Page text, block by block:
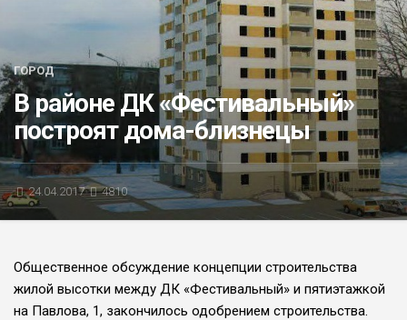
БЛИЦ-ОПРОС
АФИША
ГОРОД
В районе ДК «Фестивальный»
построят дома-близнецы
24.04.2017 4810
Общественное обсуждение концепции строительства
жилой высотки между ДК «Фестивальный» и пятиэтажкой
на Павлова, 1, закончилось одобрением строительства.